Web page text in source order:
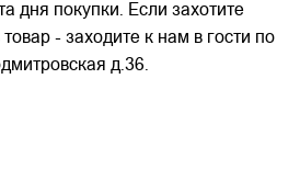
дня покупки. Если захотите
- заходите к нам в гости по
д.36.